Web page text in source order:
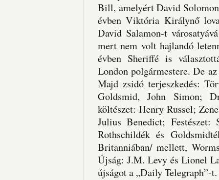
Bill, amelyért David
évben Viktória Királynő
David Salamon-t
mert nem volt hajlandó
évben Sheriffé is
London polgármestere. De
Majd zsidó terjeszkedés:
Goldsmid, John Simon;
költészet: Henry Russel;
Julius Benedict; Festészet:
Rothschildék és
Britanniában/ mellett,
Újság: J.M. Levy és Lionel
újságot a „Daily Telegraph”-t.